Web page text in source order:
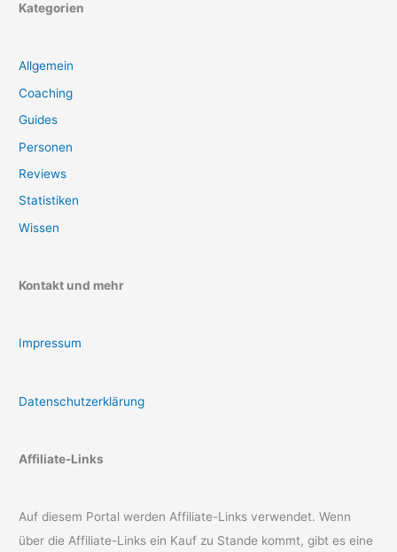
Kategorien
Allgemein
Coaching
Guides
Personen
Reviews
Statistiken
Wissen
Kontakt und mehr
Impressum
Datenschutzerklärung
Affiliate-Links
Auf diesem Portal werden Affiliate-Links verwendet. Wenn
über die Affiliate-Links ein Kauf zu Stande kommt, gibt es eine